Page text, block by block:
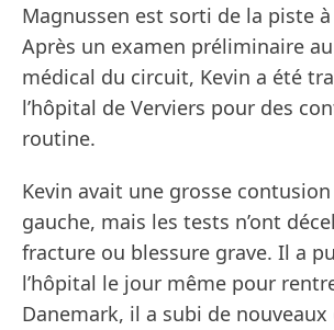
Magnussen est sorti de la piste
Après un examen préliminaire
médical du circuit, Kevin a été
l’hôpital de Verviers pour des
routine.
Kevin avait une grosse
gauche, mais les tests n’ont
fracture ou blessure grave. Il a
l’hôpital le jour même pour
Danemark, il a subi de nouveaux